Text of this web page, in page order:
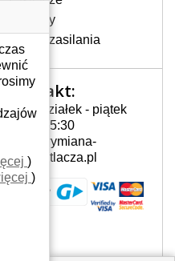
JAKOŚCI!
magazynie przez
gwarancji posiadamy
wysokiej jakości
matryce klasy A+ bez
pikseli.
EKRAN
VPC-
dobrać do
którego
na naklejce
baterią, bywa
zepsuty lub
Zawiasy
Złącza zasilania
Kontakt:
Poniedziałek - piątek
7:00 - 15:30
info@wymiana-
wyswietlacza.pl
)
)